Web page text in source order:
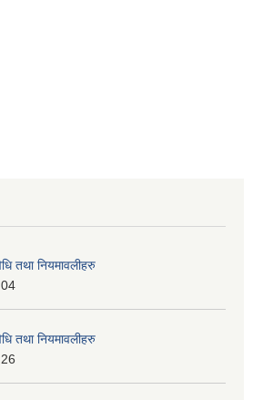
तथा नियमावलीहरु
तथा नियमावलीहरु